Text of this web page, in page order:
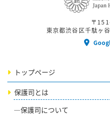
〒
東京都渋谷区千駄ヶ
トップページ
保護司とは
保護司について